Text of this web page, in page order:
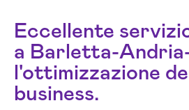
Eccellente
a Barletta-
l'ottimizzazione
business.